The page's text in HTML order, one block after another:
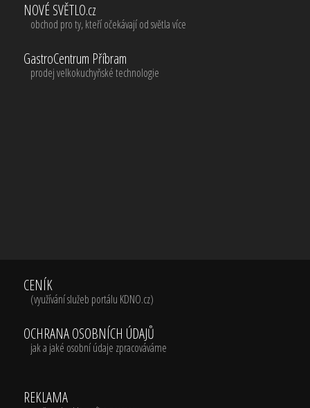
NOVÉ SVĚTLO.cz
obchod pro ty, kteří očekávají od světla více
GastroCentrum Příbram
prodej velkokuchyňské technologie
CENÍK
(využívání služeb portálu KDNO.cz)
OCHRANA OSOBNÍCH ÚDAJŮ
jak a jaké osobní údaje zpracováváme
REKLAMA